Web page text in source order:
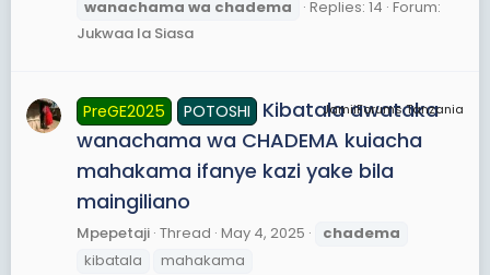
wanachama wa chadema Replies: 14 Forum:
Jukwaa la Siasa
JamiiForums Tanzania
PreGE2025 POTOSHI
Kibatala awataka
wanachama wa CHADEMA kuiacha
mahakama ifanye kazi yake bila
maingiliano
Mpepetaji Thread May 4, 2025
chadema
kibatala
mahakama